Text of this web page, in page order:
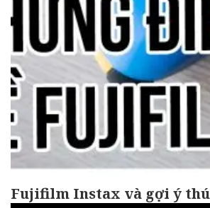
Fujifilm Instax và gợi ý